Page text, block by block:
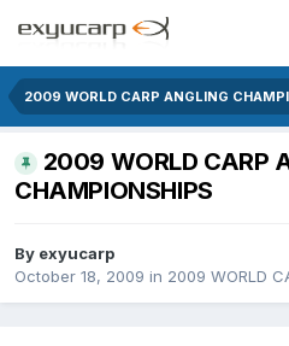
2009 WORLD CARP ANGLING
2009 WORLD CARP
CHAMPIONSHIPS
By exyucarp
October 18, 2009 in 2009 WORLD